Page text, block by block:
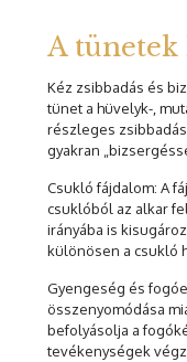
A
Kéz zsibbadás és
tünet a hüvelyk-,
részleges
gyakran
Csukló fájdalom: A
csuklóból az alkar
irányába is
különösen a csukló
Gyengeség és
összenyomódása
befolyásolja a
tevékenységek